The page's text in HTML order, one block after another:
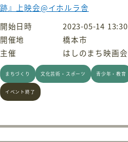
跡』上映会@イホルラ舎
開始日時
2023-05-14 13:30
開催地
橋本市
主催
はしのまち映画会
まちづくり 文化芸術・スポーツ 青少年・教育
イベント終了